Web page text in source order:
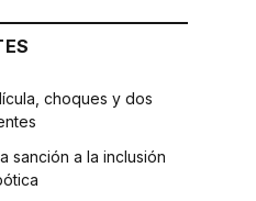
choques y dos
sanción a la inclusión